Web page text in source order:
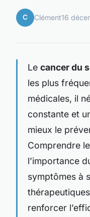
C Clément16
Le cancer du
les plus
médicales, il
constante et
mieux le
Comprendre
l’importance
symptômes à
renforcer